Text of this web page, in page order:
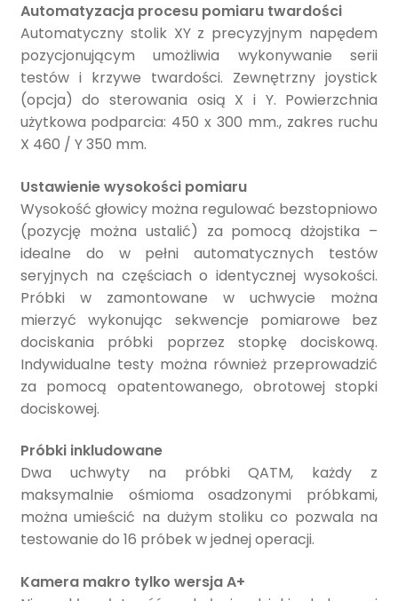
Automatyzacja procesu pomiaru twardości
Automatyczny stolik XY z precyzyjnym napędem
pozycjonującym umożliwia wykonywanie serii
testów i krzywe twardości. Zewnętrzny joystick
(opcja) do sterowania osią X i Y. Powierzchnia
użytkowa podparcia: 450 x 300 mm., zakres ruchu
X 460 / Y 350 mm.
Ustawienie wysokości pomiaru
Wysokość głowicy można regulować bezstopniowo
(pozycję można ustalić) za pomocą dżojstika –
idealne do w pełni automatycznych testów
seryjnych na częściach o identycznej wysokości.
Próbki w zamontowane w uchwycie można
mierzyć wykonując sekwencje pomiarowe bez
dociskania próbki poprzez stopkę dociskową.
Indywidualne testy można również przeprowadzić
za pomocą opatentowanego, obrotowej stopki
dociskowej.
Próbki inkludowane
Dwa uchwyty na próbki QATM, każdy z
maksymalnie ośmioma osadzonymi próbkami,
można umieścić na dużym stoliku co pozwala na
testowanie do 16 próbek w jednej operacji.
Kamera makro tylko wersja A+